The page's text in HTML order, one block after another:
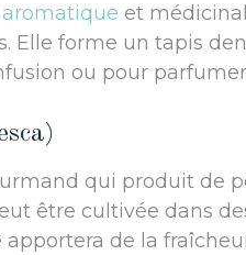
et
Elle forme un tapis
ou pour
qui produit de
être cultivée dans
de la